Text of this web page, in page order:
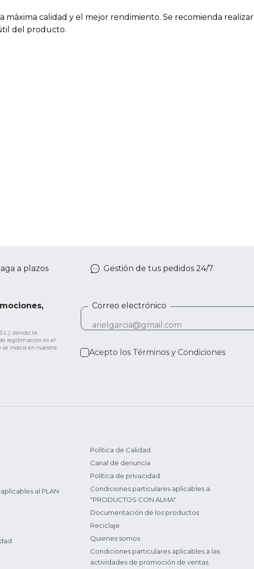
máxima calidad y el mejor rendimiento. Se recomienda realizar
del producto.
a plazos Gestión de tus pedidos 24/7
siendo la
legitimación es el
indica en nuestra
Correo electrónico
Acepto los Términos y Condiciones
al PLAN
Política de Calidad
Canal de denuncia
Política de privacidad
Condiciones particulares aplicables a
"PRODUCTOS CON ALMA"
Documentación de los productos
Reciclaje
Quienes somos
Condiciones particulares aplicables a las
actividades de promoción de ventas